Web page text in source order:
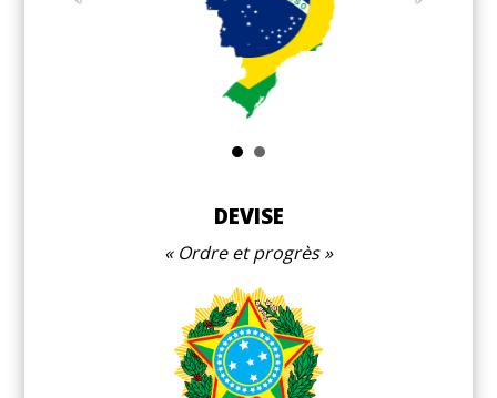
DEVISE
Ordre et progrès